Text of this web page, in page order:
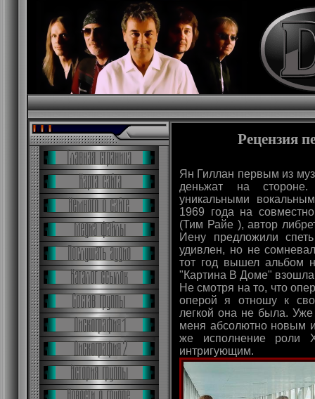
Рецензия
Ян Гиллан первым из
деньжат на
уникальными
1969 года на
(Тим Райе ), автор
Иену предложили
удивлен, но не
тот год вышел альбом
"Картина В Доме" взошла
Не смотря на то, что
оперой я отношу к
легкой она не была.
меня абсолютно новым
же исполнение роли
интригующим.